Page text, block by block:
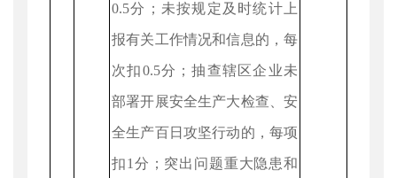
0.5分；未按规定及时统计上
报有关工作情况和信息的，每
次扣0.5分；抽查辖区企业未
部署开展安全生产大检查、安
全生产百日攻坚行动的，每项
扣1分；突出问题重大隐患和